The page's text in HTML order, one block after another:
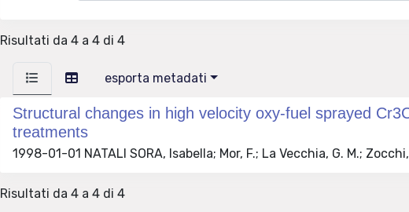
Risultati da 4 a 4 di 4
esporta metadati
Structural changes in high velocity oxy-fuel sprayed
treatments
1998-01-01 NATALI SORA, Isabella; Mor, F.; La Vecchia, G. M.;
Risultati da 4 a 4 di 4